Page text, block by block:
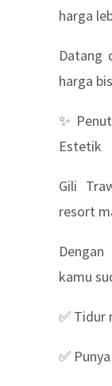
harga
Datang
harga
✨
Estetik
Gili
resort
kamu
✅ Tidur
✅